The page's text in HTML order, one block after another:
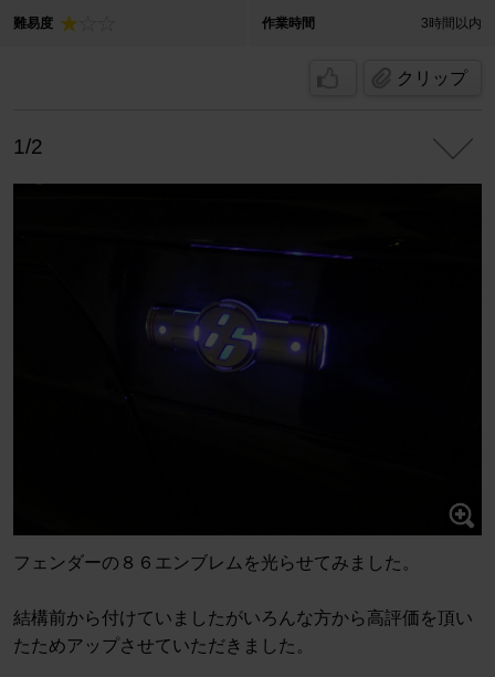
難易度 作業時間 3時間以内
クリップ
1/2
フェンダーの８６エンブレムを光らせてみました。
結構前から付けていましたがいろんな方から高評価を頂い
たためアップさせていただきました。